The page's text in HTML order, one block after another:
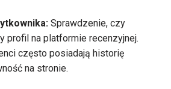
Sprawdzenie, czy
profil na platformie recenzyjnej.
często posiadają historię
na stronie.